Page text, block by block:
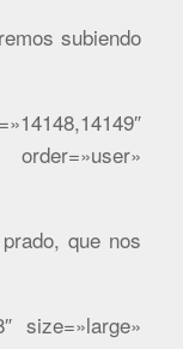
subiendo
que nos
size=»large»